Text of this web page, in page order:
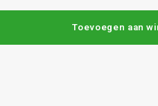
Toevoegen aan